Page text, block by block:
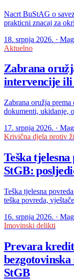
Nacrt BuStAG o
prakticni znacaj za
18. srpnja 2026. ·
Aktuelno
Zabrana
intervencije
Zabrana oružja
dokumenti, ukidanje,
17. srpnja 2026. ·
Krivična djela protiv
Teška
StGB:
Teška tjelesna
teška povreda,
16. srpnja 2026. ·
Imovinski delikti
Prevara
StGB